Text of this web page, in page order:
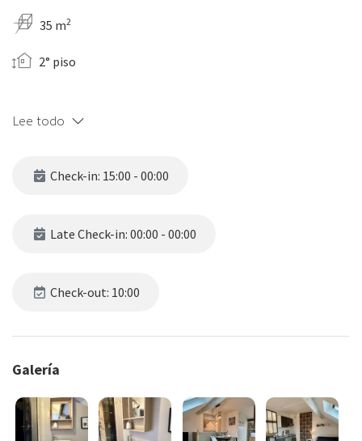
35 m2
2° piso
Lee todo
Check-in: 15:00 - 00:00
Late Check-in: 00:00 - 00:00
Check-out: 10:00
Galería